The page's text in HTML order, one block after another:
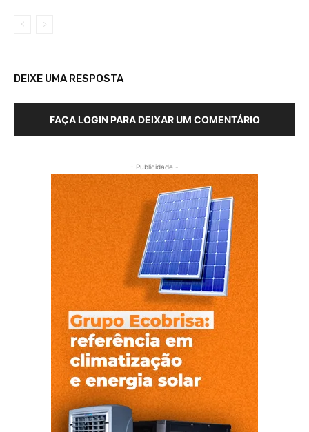
DEIXE UMA RESPOSTA
FAÇA LOGIN PARA DEIXAR UM COMENTÁRIO
- Publicidade -